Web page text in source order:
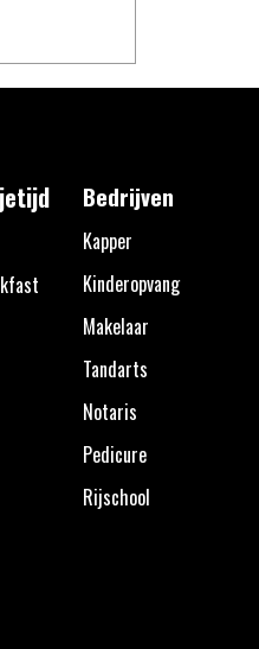
Bedrijven
Kapper
Kinderopvang
Makelaar
Tandarts
Notaris
Pedicure
Rijschool